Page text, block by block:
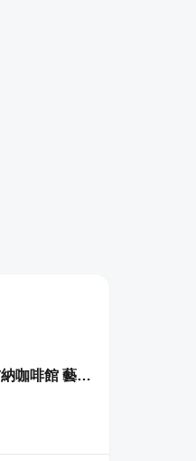
BUNA CAF'E 布納咖啡館 藝文店